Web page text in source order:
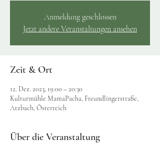
Anmeldung geschlossen
Jetzt andere Veranstaltungen ansehen
Zeit & Ort
12. Dez. 2023, 19:00 – 20:30
Kulturmühle MamaPacha, Freundlingerstraße,
Atzbach, Österreich
Über die Veranstaltung